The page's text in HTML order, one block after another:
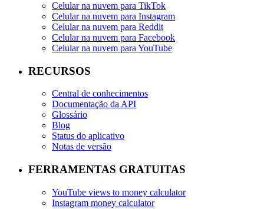
Celular na nuvem para TikTok
Celular na nuvem para Instagram
Celular na nuvem para Reddit
Celular na nuvem para Facebook
Celular na nuvem para YouTube
RECURSOS
Central de conhecimentos
Documentação da API
Glossário
Blog
Status do aplicativo
Notas de versão
FERRAMENTAS GRATUITAS
YouTube views to money calculator
Instagram money calculator